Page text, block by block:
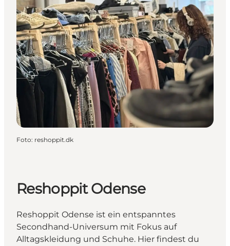
Foto: reshoppit.dk
Reshoppit Odense
Reshoppit Odense ist ein entspanntes
Secondhand-Universum mit Fokus auf
Alltagskleidung und Schuhe. Hier findest du